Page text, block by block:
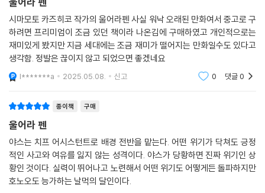
시마모토 카즈히코 작가의 울어라펜 사실 워낙 오래된 만화여서 중고로 구
하려면 프리미엄이 조금 있던 책이라 나온김에 구매하였고 개인적으로는
재미있게 봤지만 지금 세대에는 조금 재미가 떨어지는 만화일수도 있다고
생각함. 정발은 끊이지 않고 되었으면 좋겠네요
l*******a 2025.05.08. 신고 0 댓글0
종이책 구매
울어라 펜
야스는 치프 어시스턴트로 배경 전반을 맡는다. 어떤 위기가 닥쳐도 긍정
적인 사고와 여유를 잃지 않는 성격이다. 야스가 당황하면 진짜 위기인 상
황인 것이다. 실력이 뛰어나고 노련해서 어떤 위기도 어떻게든 돌파하지만
호노오도 능가하는 날먹의 달인이다.